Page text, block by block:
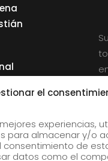
el
experiencias,
para almacenar y/o
consentimiento de
datos como el